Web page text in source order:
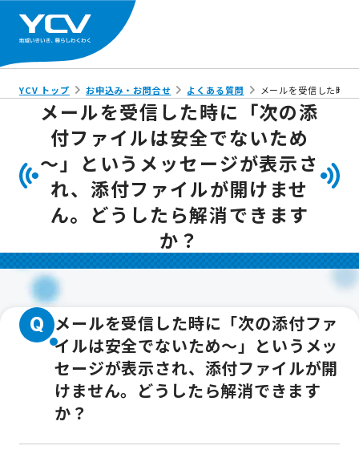
YCV トップ お申込み・お問合せ よくある質問 メールを受信した時
メールを受信した時に「次の添
付ファイルは安全でないため
～」というメッセージが表示さ
れ、添付ファイルが開けませ
ん。どうしたら解消できます
か？
Q メールを受信した時に「次の添付ファ
イルは安全でないため～」というメッ
セージが表示され、添付ファイルが開
けません。どうしたら解消できます
か？